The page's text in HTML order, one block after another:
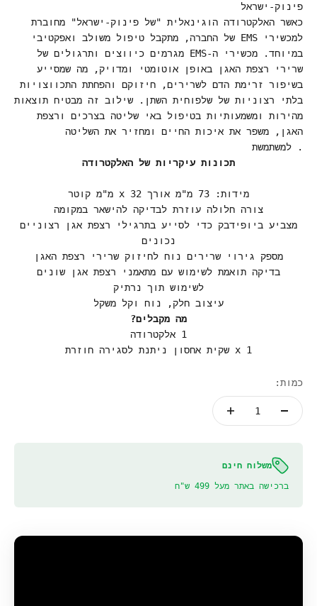
פינוק-ישראל
כאשר האלקטרודה הוגינאלית "של פינוק-ישראל" מחוברת
למכשירי EMS של החברה, מתקבל טיפול משולב ואפקטיבי
במיוחד. מכשירי ה-EMS מגרמים כיווצים ותרגולים של
שרירי רצפת האגן באופן אוטומטי ומדויק, מה שמסייע
בשיפור זרימת הדם לשרירים, חיזוקם והפחתת התכווצויות
בלתי רצוניות של שלפוחית השתן. שילוב זה מבטיח תוצאות
מהירות ומשמעותיות בטיפול באי שליטה בצרכים ורצפת
האגן, משפר את איכות החיים ומחזיר את השליטה
. למשתמשת
תכונות עיקריות של האלקטרודה
מידות: 73 מ"מ אורך x 32 מ"מ קוטר
צורה חלולה עוזרת לבדיקה להישאר במקומה
מצביע ביופידבק כדי לסייע בתרגילי רצפת אגן רצוניים
נכונים
מספק גירוי שרירים נוח לחיזוק שרירי רצפת האגן
בדיקה תואמת לשימוש עם מתאמני רצפת אגן שונים
לשימוש תוך נרתיק
עיצוב חלק, נוח וקל משקל
מה מקבלים?
1 אלקטרודה
1 x שקית אחסון ניתנת לסגירה חוזרת
כמות:
משלוח חינם
ברכישה באתר מעל 499 ש"ח